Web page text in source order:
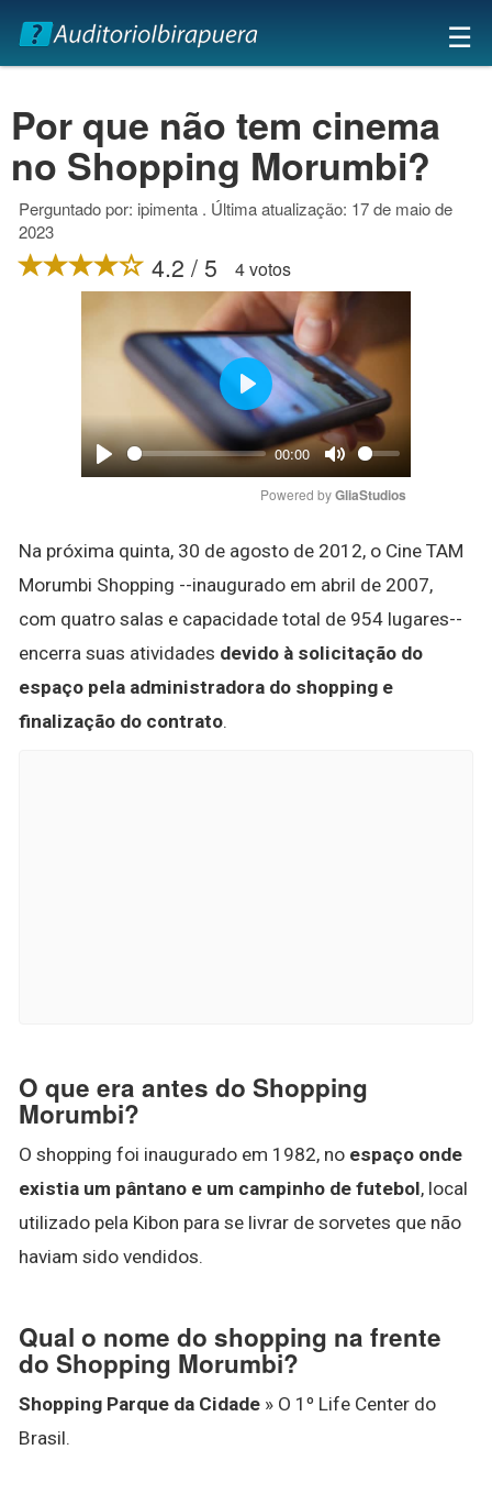
×
☰
Por que não tem cinema
no Shopping Morumbi?
Perguntado por: ipimenta . Última atualização: 17 de maio de
2023
4.2 / 5 4 votos
Play
00:00
Mute
Play
Powered by GliaStudios
Na próxima quinta, 30 de agosto de 2012, o Cine TAM
Morumbi Shopping --inaugurado em abril de 2007,
com quatro salas e capacidade total de 954 lugares--
encerra suas atividades devido à solicitação do
espaço pela administradora do shopping e
finalização do contrato.
O que era antes do Shopping
Morumbi?
O shopping foi inaugurado em 1982, no espaço onde
existia um pântano e um campinho de futebol, local
utilizado pela Kibon para se livrar de sorvetes que não
haviam sido vendidos.
Qual o nome do shopping na frente
do Shopping Morumbi?
Shopping Parque da Cidade » O 1º Life Center do
Brasil.